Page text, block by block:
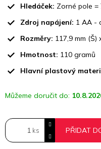
Můžeme doručit do:
PŘIDAT
Hledáček: Zorné pole =
Zdroj napájení: 1 AA -
Rozměry: 117,9 mm (Š)
Hmotnost: 110 gramů
Hlavní plastový